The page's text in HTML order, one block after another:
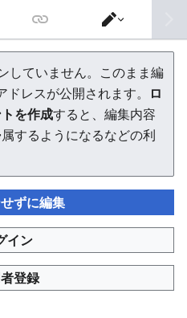
ージ
PDFをダウンロ
ウォッチ
、消えるのが怖い、使うのが
した。
いに使ってください！白紙に
。
も誰にも迷惑はかかりませ
エ
デ
ィ
タ
ー
を
切
り
替
していません。このまま編
レスが公開されます。
ロ
を作成すると、編集内容
するようになるなどの利
ずに編集
イン
登録